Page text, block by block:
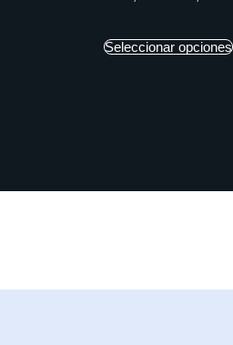
Seleccionar opciones